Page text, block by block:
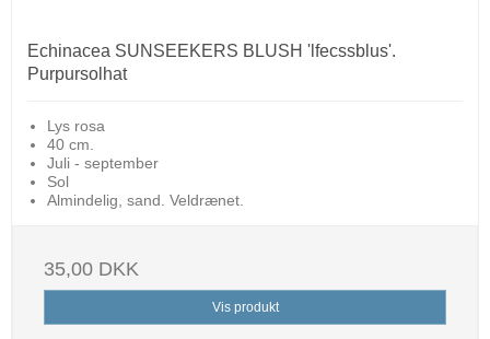
Echinacea SUNSEEKERS BLUSH 'lfecssblus'.
Purpursolhat
Lys rosa
40 cm.
Juli - september
Sol
Almindelig, sand. Veldrænet.
35,00 DKK
Vis produkt